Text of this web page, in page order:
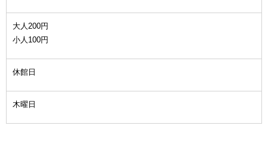
大人200円
小人100円
休館日
木曜日